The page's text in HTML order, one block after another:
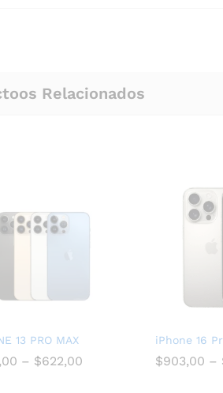
Relacionados
13 PRO MAX
– $622,00
iPhone 16
$903,00 –